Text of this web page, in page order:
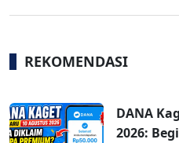
REKOMENDASI
DANA
2026: